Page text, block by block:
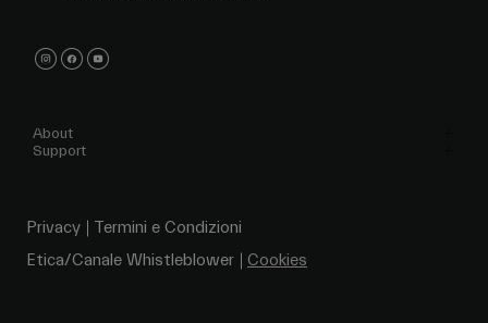
About
Support
Privacy
Termini e Condizioni
Etica/Canale Whistleblower
Cookies